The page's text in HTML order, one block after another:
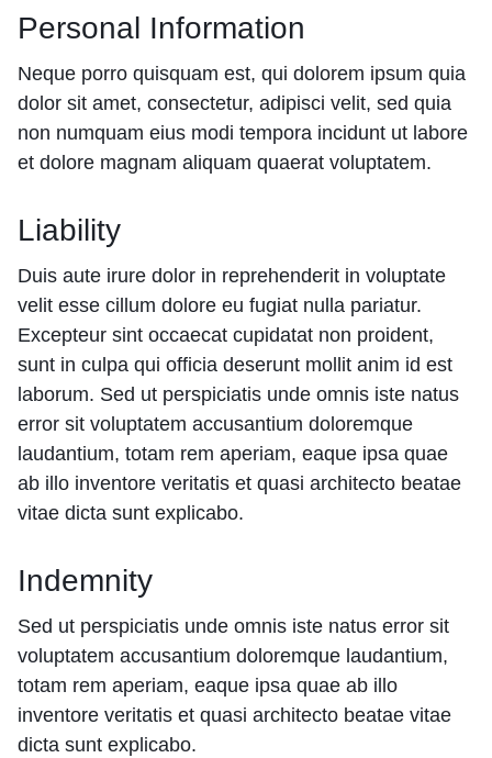
Personal Information
Neque porro quisquam est, qui dolorem ipsum quia
dolor sit amet, consectetur, adipisci velit, sed quia
non numquam eius modi tempora incidunt ut labore
et dolore magnam aliquam quaerat voluptatem.
Liability
Duis aute irure dolor in reprehenderit in voluptate
velit esse cillum dolore eu fugiat nulla pariatur.
Excepteur sint occaecat cupidatat non proident,
sunt in culpa qui officia deserunt mollit anim id est
laborum. Sed ut perspiciatis unde omnis iste natus
error sit voluptatem accusantium doloremque
laudantium, totam rem aperiam, eaque ipsa quae
ab illo inventore veritatis et quasi architecto beatae
vitae dicta sunt explicabo.
Indemnity
Sed ut perspiciatis unde omnis iste natus error sit
voluptatem accusantium doloremque laudantium,
totam rem aperiam, eaque ipsa quae ab illo
inventore veritatis et quasi architecto beatae vitae
dicta sunt explicabo.